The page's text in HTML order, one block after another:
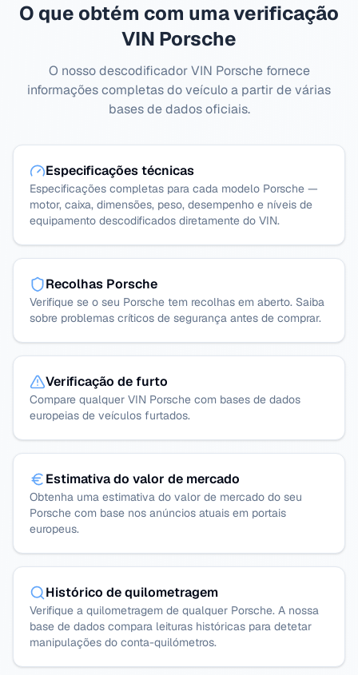
O que obtém com uma verificação
VIN Porsche
O nosso descodificador VIN Porsche fornece
informações completas do veículo a partir de várias
bases de dados oficiais.
Especificações técnicas
Especificações completas para cada modelo Porsche —
motor, caixa, dimensões, peso, desempenho e níveis de
equipamento descodificados diretamente do VIN.
Recolhas Porsche
Verifique se o seu Porsche tem recolhas em aberto. Saiba
sobre problemas críticos de segurança antes de comprar.
Verificação de furto
Compare qualquer VIN Porsche com bases de dados
europeias de veículos furtados.
Estimativa do valor de mercado
Obtenha uma estimativa do valor de mercado do seu
Porsche com base nos anúncios atuais em portais
europeus.
Histórico de quilometragem
Verifique a quilometragem de qualquer Porsche. A nossa
base de dados compara leituras históricas para detetar
manipulações do conta-quilómetros.